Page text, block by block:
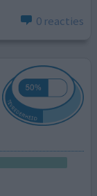
0 reacties